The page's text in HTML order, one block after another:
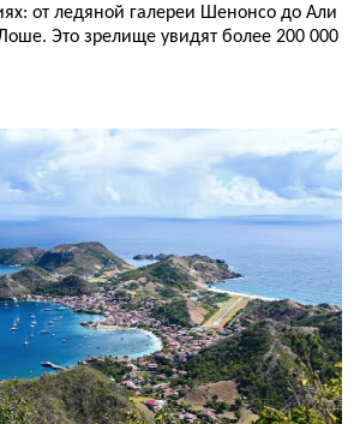
от ледяной галереи Шенонсо до Али
Это зрелище увидят более 200 000